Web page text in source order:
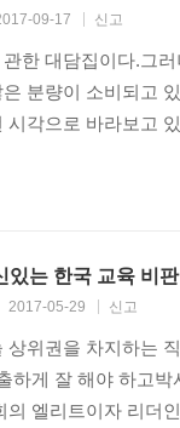
09-17 신고
한 대담집이다.그
분량이 소비되고
시각으로 바라보고
있는 한국 교육 비
2017-05-29 신고
상위권을 차지하는
하게 잘 해야 하고
의 엘리트이자 리더